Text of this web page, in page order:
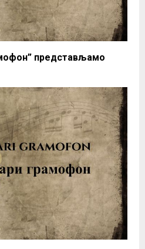
представљамо